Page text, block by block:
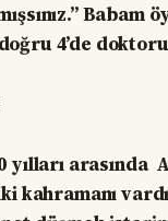
4’de
yılları
kahramanı